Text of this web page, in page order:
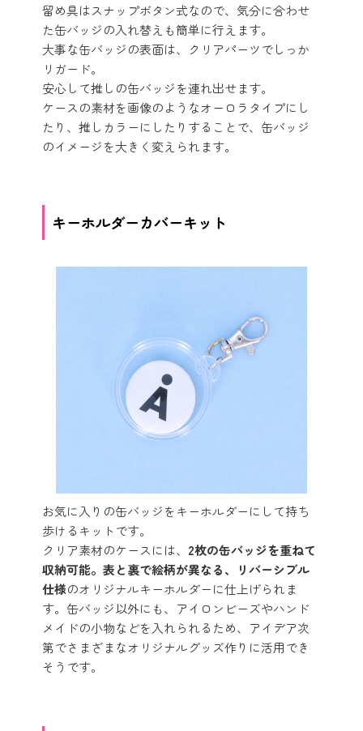
留め具はスナップボタン式なので、気分に合わせ
た缶バッジの入れ替えも簡単に行えます。
大事な缶バッジの表面は、クリアパーツでしっか
リガード。
安心して推しの缶バッジを連れ出せます。
ケースの素材を画像のようなオーロラタイプにし
たり、推しカラーにしたりすることで、缶バッジ
のイメージを大きく変えられます。
キーホルダーカバーキット
お気に入りの缶バッジをキーホルダーにして持ち
歩けるキットです。
クリア素材のケースには、 2枚の缶バッジを重ねて
収納可能。表と裏で絵柄が異なる、リバーシブル
仕様のオリジナルキーホルダーに仕上げられま
す。缶バッジ以外にも、アイロンビーズやハンド
メイドの小物などを入れられるため、アイデア次
第でさまざまなオリジナルグッズ作りに活用でき
そうです。